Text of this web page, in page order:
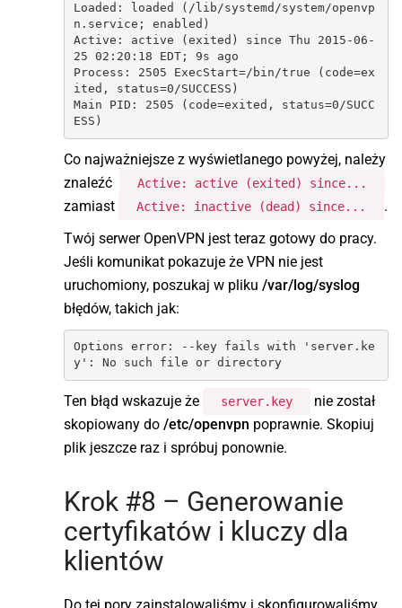
Loaded: loaded (/lib/systemd/system/openvp
n.service; enabled)
Active: active (exited) since Thu 2015-06-
25 02:20:18 EDT; 9s ago
Process: 2505 ExecStart=/bin/true (code=ex
ited, status=0/SUCCESS)
Main PID: 2505 (code=exited, status=0/SUCC
ESS)
Co najważniejsze z wyświetlanego powyżej, należy
znaleźć
Active: active (exited) since...
zamiast Active: inactive (dead) since...
.
Twój serwer OpenVPN jest teraz gotowy do pracy.
Jeśli komunikat pokazuje że VPN nie jest
uruchomiony, poszukaj w pliku /var/log/syslog
błędów, takich jak:
Options error: --key fails with 'server.ke
y': No such file or directory
Ten błąd wskazuje że server.key
nie został
skopiowany do /etc/openvpn poprawnie. Skopiuj
plik jeszcze raz i spróbuj ponownie.
Krok #8 – Generowanie
certyfikatów i kluczy dla
klientów